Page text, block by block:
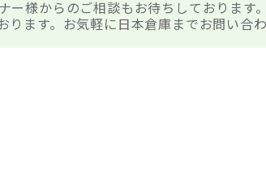
ー様からのご相談もお待ちしております
ます。お気軽に日本倉庫までお問い合わ